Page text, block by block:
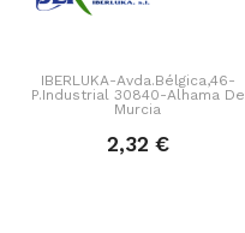
IBERLUKA-Avda.Bélgica,46-
P.Industrial 30840-Alhama De
Murcia
2,32 €